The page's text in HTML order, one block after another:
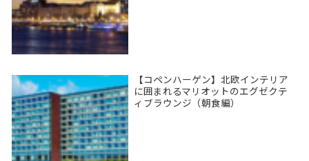
【コペンハーゲン】北欧インテリア
に囲まれるマリオットのエグゼクテ
ィブラウンジ（朝食編）